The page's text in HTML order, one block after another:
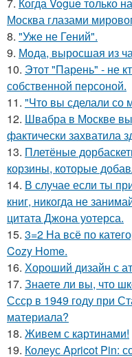
Москва глазами
8. "Уже не Гений".
9. Мода, выросшая из
10. Этот "Парень" - не
собственной персоной.
11. "Что вы сделали со
12. Швабра в Москве
фактически захватила
13. Плетёные
корзины, которые
14. В случае если ты
книг, никогда не
цитата Джона уотерса.
15. 3=2 На всё по
Cozy Home.
16. Хороший дизайн с
17. Знаете ли вы, что
Ссср в 1949 году при
материала?
18. Живем с картинами!
19. Колеус Apricot Pin: